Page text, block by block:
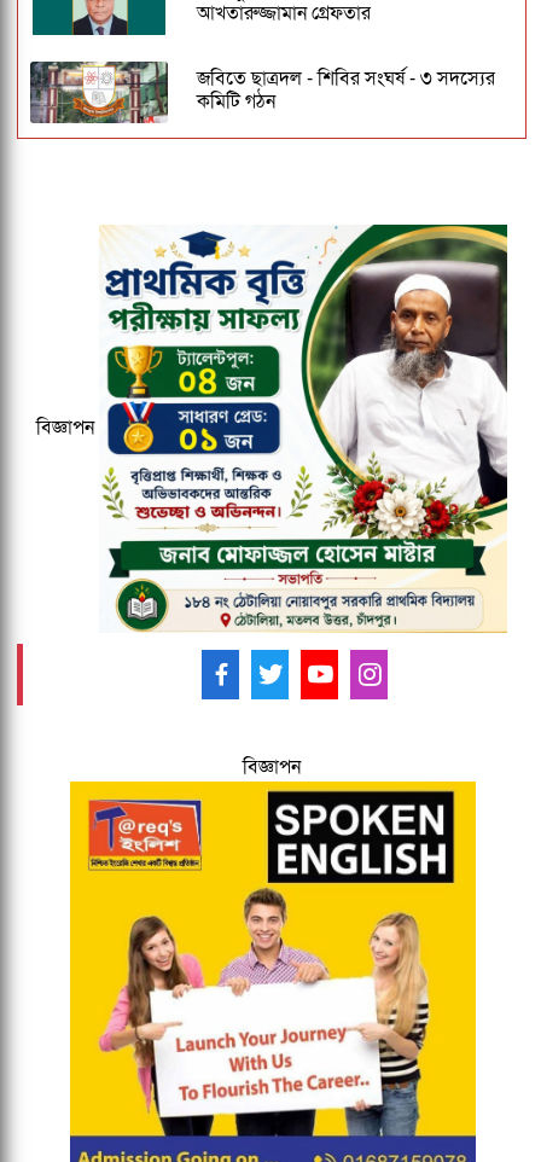
আখতারুজ্জামান গ্রেফতার
জবিতে ছাত্রদল - শিবির সংঘর্ষ - ৩ সদস্যের
কমিটি গঠন
১৫০০ টমটম লাইসেন্স ইস্যু নিয়ে ফের
আলোচনায় প্রমথ পাল, কক্সবাজারে
পুনঃপদায়নের চেষ্টা!
কুবির ইংরেজি বিভাগের সন্ধ্যাকালীন
মাস্টার্সের ১৮তম ব্যাচকে বিদায় সংবর্ধনা
জকসু ভিপি ও জিএসকে ক্যাম্পাসছাড়া করল
ছাত্রদল
বিজ্ঞাপন
বিজ্ঞাপন